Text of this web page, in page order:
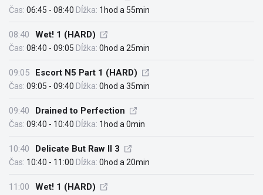
Čas: 06:45 - 08:40 Dĺžka: 1hod a 55min
08:40 Wet! 1 (HARD)
Čas: 08:40 - 09:05 Dĺžka: 0hod a 25min
09:05 Escort N5 Part 1 (HARD)
Čas: 09:05 - 09:40 Dĺžka: 0hod a 35min
09:40 Drained to Perfection
Čas: 09:40 - 10:40 Dĺžka: 1hod a 0min
10:40 Delicate But Raw II 3
Čas: 10:40 - 11:00 Dĺžka: 0hod a 20min
11:00 Wet! 1 (HARD)